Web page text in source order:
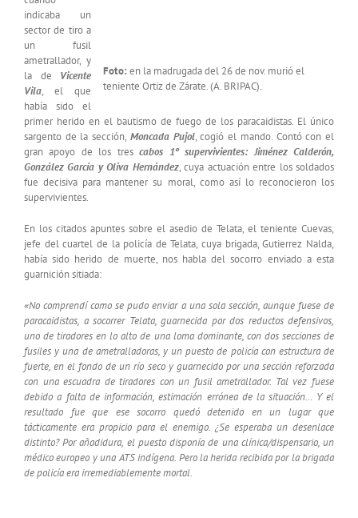
Foto: en la madrugada del 26 de nov. murió el
teniente Ortiz de Zárate. (A. BRIPAC).
indicaba un
sector de tiro a
un fusil
ametrallador, y
la de Vicente
Vila, el que
había sido el
primer herido en el bautismo de fuego de los paracaidistas. El único
sargento de la sección, Moncada Pujol, cogió el mando. Contó con el
gran apoyo de los trescabos 1º supervivientes: Jiménez Calderón,
González García y Oliva Hernández, cuya actuación entre los soldados
fue decisiva para mantener su moral, como así lo reconocieron los
supervivientes.
En los citados apuntes sobre el asedio de Telata, el teniente Cuevas,
jefe del cuartel de la policía de Telata, cuya brigada, Gutierrez Nalda,
había sido herido de muerte, nos habla del socorro enviado a esta
guarnición sitiada:
«No comprendí como se pudo enviar a una sola sección, aunque fuese de
paracaidistas, a socorrer Telata, guarnecida por dos reductos defensivos,
uno de tiradores en lo alto de una loma dominante, con dos secciones de
fusiles y una de ametralladoras, y un puesto de policía con estructura de
fuerte, en el fondo de un río seco y guarnecido por una sección reforzada
con una escuadra de tiradores con un fusil ametrallador. Tal vez fuese
debido a falta de información, estimación errónea de la situación… Y el
resultado fue que ese socorro quedó detenido en un lugar que
tácticamente era propicio para el enemigo. ¿Se esperaba un desenlace
distinto? Por añadidura, el puesto disponía de una clínica/dispensario, un
médico europeo y una ATS indígena. Pero la herida recibida por la brigada
de policía era irremediablemente mortal.